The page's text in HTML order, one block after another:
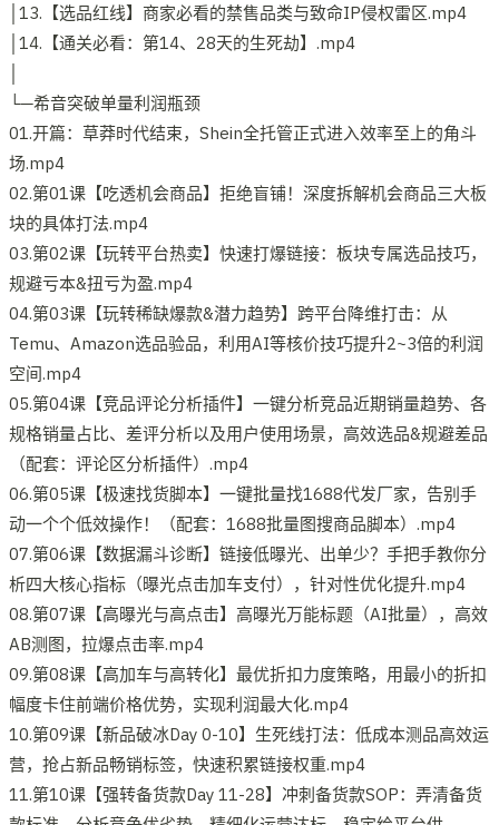
│13.【选品红线】商家必看的禁售品类与致命IP侵权雷区.mp4
│14.【通关必看：第14、28天的生死劫】.mp4
└─希音突破单量利润瓶颈
01.开篇：草莽时代结束，Shein全托管正式进入效率至上的角斗
场.mp4
02.第01课【吃透机会商品】拒绝盲铺！深度拆解机会商品三大板
块的具体打法.mp4
03.第02课【玩转平台热卖】快速打爆链接：板块专属选品技巧，
规避亏本&扭亏为盈.mp4
04.第03课【玩转稀缺爆款&潜力趋势】跨平台降维打击：从
Temu、Amazon选品验品，利用AI等核价技巧提升2~3倍的利润
空间.mp4
05.第04课【竞品评论分析插件】一键分析竞品近期销量趋势、各
规格销量占比、差评分析以及用户使用场景，高效选品&规避差品
（配套：评论区分析插件）.mp4
06.第05课【极速找货脚本】一键批量找1688代发厂家，告别手
动一个个低效操作！（配套：1688批量图搜商品脚本）.mp4
07.第06课【数据漏斗诊断】链接低曝光、出单少？手把手教你分
析四大核心指标（曝光点击加车支付），针对性优化提升.mp4
08.第07课【高曝光与高点击】高曝光万能标题（AI批量），高效
AB测图，拉爆点击率.mp4
09.第08课【高加车与高转化】最优折扣力度策略，用最小的折扣
幅度卡住前端价格优势，实现利润最大化.mp4
10.第09课【新品破冰Day 0-10】生死线打法：低成本测品高效运
营，抢占新品畅销标签，快速积累链接权重.mp4
11.第10课【强转备货款Day 11-28】冲刺备货款SOP：弄清备货